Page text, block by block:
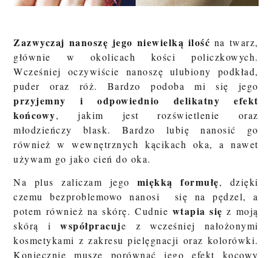
Zazwyczaj nanoszę jego niewielką ilość na twarz,
głównie w okolicach kości policzkowych.
Wcześniej oczywiście nanoszę ulubiony podkład,
puder oraz róż. Bardzo podoba mi się jego
przyjemny i odpowiednio delikatny efekt
końcowy, jakim jest rozświetlenie oraz
młodzieńczy blask. Bardzo lubię nanosić go
również w wewnętrznych kącikach oka, a nawet
używam go jako cień do oka.
Na plus zaliczam jego miękką formułę, dzięki
czemu bezproblemowo nanosi się na pędzel, a
potem również na skórę. Cudnie wtapia się z moją
skórą iwspółpracuje z wcześniej nałożonymi
kosmetykami z zakresu pielęgnacji oraz kolorówki.
Koniecznie muszę porównać jego efekt kocowy